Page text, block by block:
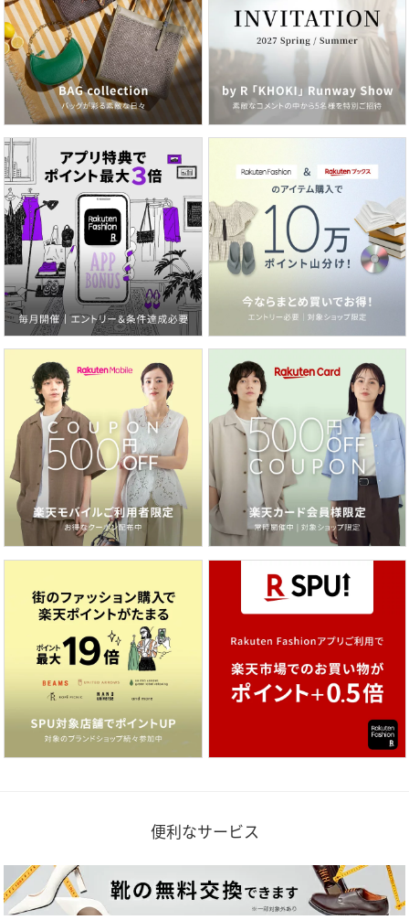
便利なサービス